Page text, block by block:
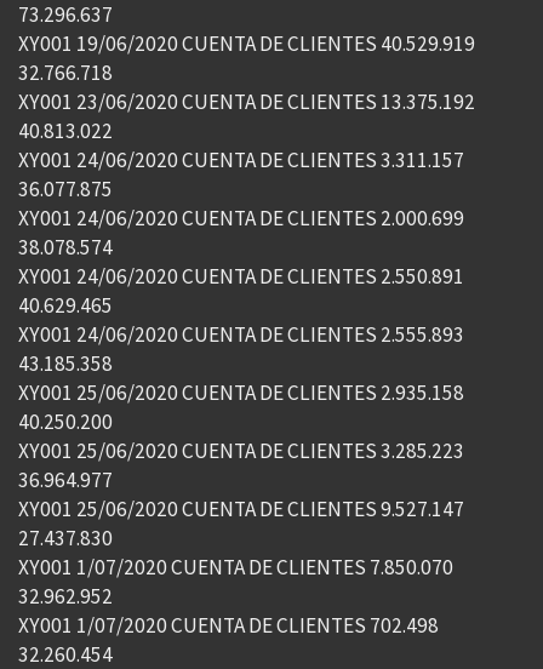
73.296.637
XY001 19/06/2020 CUENTA DE CLIENTES 40.529.919
32.766.718
XY001 23/06/2020 CUENTA DE CLIENTES 13.375.192
40.813.022
XY001 24/06/2020 CUENTA DE CLIENTES 3.311.157
36.077.875
XY001 24/06/2020 CUENTA DE CLIENTES 2.000.699
38.078.574
XY001 24/06/2020 CUENTA DE CLIENTES 2.550.891
40.629.465
XY001 24/06/2020 CUENTA DE CLIENTES 2.555.893
43.185.358
XY001 25/06/2020 CUENTA DE CLIENTES 2.935.158
40.250.200
XY001 25/06/2020 CUENTA DE CLIENTES 3.285.223
36.964.977
XY001 25/06/2020 CUENTA DE CLIENTES 9.527.147
27.437.830
XY001 1/07/2020 CUENTA DE CLIENTES 7.850.070
32.962.952
XY001 1/07/2020 CUENTA DE CLIENTES 702.498
32.260.454